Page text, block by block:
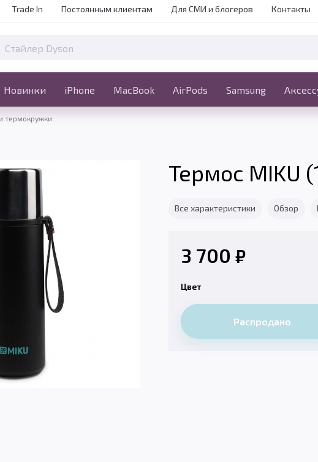
Trade In Постоянным клиентам Для СМИ и блогеров Контакты
Новинки iPhone MacBook AirPods Samsung
Новинки iPhone MacBook Ещё
термокружки
Термос MIKU
Все характеристики Обзор
3 700 ₽
Цвет
Распродано